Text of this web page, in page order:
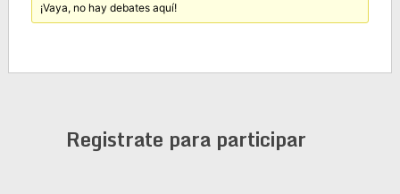
¡Vaya, no hay debates aquí!
Registrate para participar